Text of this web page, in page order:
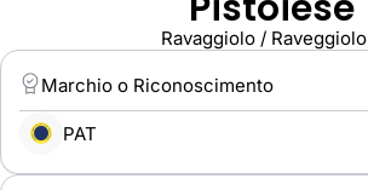
Ravaggiolo / Raveggiolo
Marchio o Riconoscimento
PAT